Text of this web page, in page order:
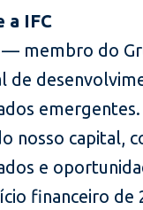
a IFC
— membro do
de
nosso capital,
e
financeiro de